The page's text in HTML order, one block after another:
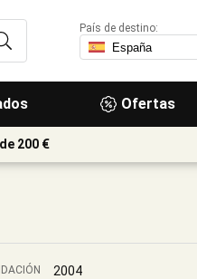
Ofertas
País de destino:
200 €
2004